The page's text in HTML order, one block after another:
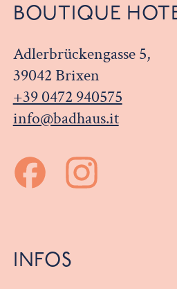
BOUTIQUE
Adlerbrückengasse 5,
39042 Brixen
+39 0472 940575
info@badhaus.it
INFOS